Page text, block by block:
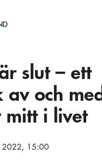
slut – ett
av och med
mitt i livet
2022, 15:00